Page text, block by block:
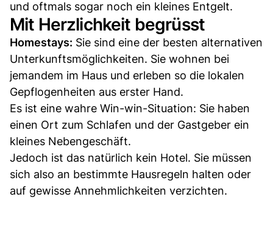
und oftmals sogar noch ein kleines Entgelt.
Mit Herzlichkeit begrüsst
Homestays: Sie sind eine der besten alternativen
Unterkunftsmöglichkeiten. Sie wohnen bei
jemandem im Haus und erleben so die lokalen
Gepflogenheiten aus erster Hand.
Es ist eine wahre Win-win-Situation: Sie haben
einen Ort zum Schlafen und der Gastgeber ein
kleines Nebengeschäft.
Jedoch ist das natürlich kein Hotel. Sie müssen
sich also an bestimmte Hausregeln halten oder
auf gewisse Annehmlichkeiten verzichten.